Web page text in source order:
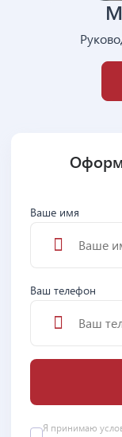
Ваше имя
Ваш телефон
Я принимаю